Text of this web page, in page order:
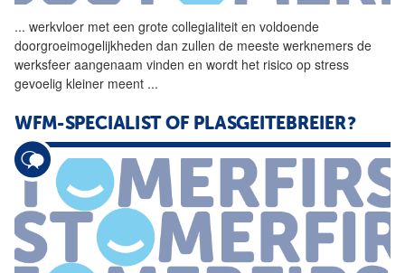
... werkvloer met een grote collegialiteit en voldoende
doorgroeimogelijkheden dan zullen de meeste werknemers de
werksfeer aangenaam vinden en wordt het risico op stress
gevoelig kleiner meent ...
WFM-SPECIALIST OF PLASGEITEBREIER?